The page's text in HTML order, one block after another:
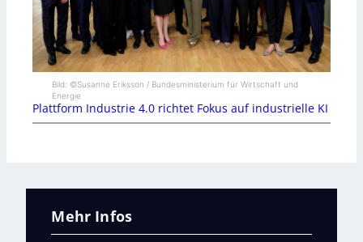
Bild: ©Susanne Eriksson / Bundesministerium für Wirtschaft und
Energie
Plattform Industrie 4.0 richtet Fokus auf industrielle KI
Mehr Infos